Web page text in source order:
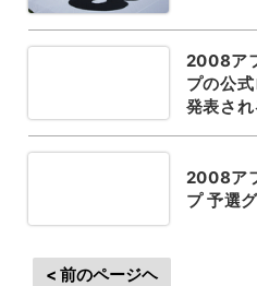
2008ア
プの公
発表され
2008ア
プ 予選
< 前のページヘ